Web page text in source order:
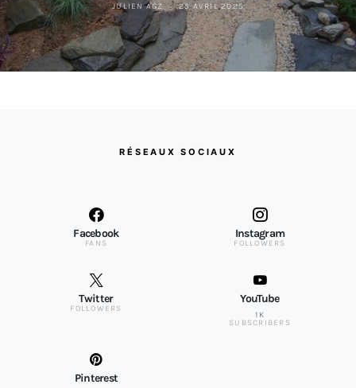
JULIEN AGZ 25 AVRIL 2025
RÉSEAUX SOCIAUX
Facebook
FANS
Instagram
FOLLOWERS
Twitter
FOLLOWERS
YouTube
1K
SUBSCRIBERS
Pinterest